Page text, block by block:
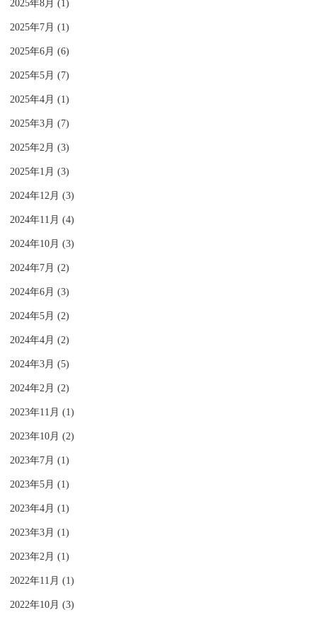
2025年8月 (1)
2025年7月 (1)
2025年6月 (6)
2025年5月 (7)
2025年4月 (1)
2025年3月 (7)
2025年2月 (3)
2025年1月 (3)
2024年12月 (3)
2024年11月 (4)
2024年10月 (3)
2024年7月 (2)
2024年6月 (3)
2024年5月 (2)
2024年4月 (2)
2024年3月 (5)
2024年2月 (2)
2023年11月 (1)
2023年10月 (2)
2023年7月 (1)
2023年5月 (1)
2023年4月 (1)
2023年3月 (1)
2023年2月 (1)
2022年11月 (1)
2022年10月 (3)